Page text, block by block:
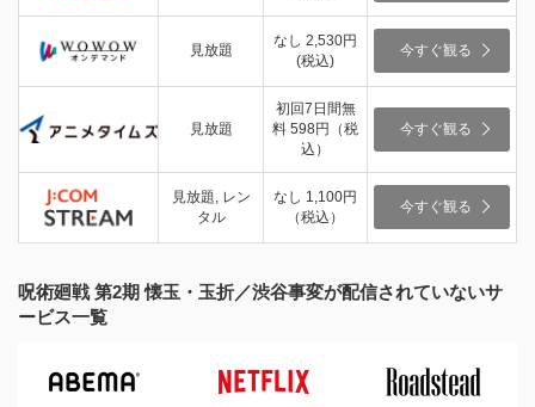
見放題
なし 2,530円
(税込)
今すぐ観る
見放題
初回7日間無
料 598円（税
込）
今すぐ観る
見放題, レン
タル
なし 1,100円
（税込）
今すぐ観る
呪術廻戦 第2期 懐玉・玉折／渋谷事変が配信されていないサ
ービス一覧